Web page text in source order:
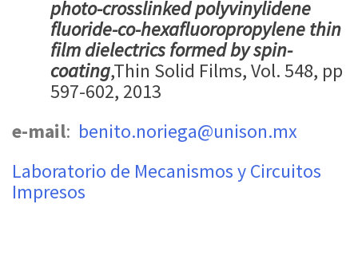
photo-crosslinked polyvinylidene
fluoride-co-hexafluoropropylene thin
film dielectrics formed by spin-
coating,Thin Solid Films, Vol. 548, pp
597-602, 2013
​e-mail: benito.noriega@unison.mx
Laboratorio de Mecanismos y Circuitos
Impresos